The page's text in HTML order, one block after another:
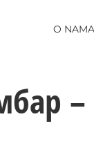
O NAMA